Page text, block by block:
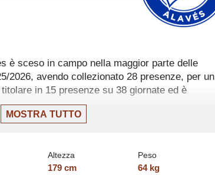
è sceso in campo nella maggior parte delle
2026, avendo collezionato 28 presenze, per un
in 15 presenze su 38 giornate ed è
la sua ultima presenza il 23 maggio, con il
MOSTRA TUTTO
Altezza
179 cm
Peso
64kg